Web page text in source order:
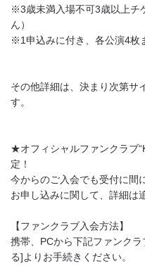
※3歳未満入場不可3歳以上チ
ん）
※1申込みに付き、各公
その他詳細は、決まり次第サ
す。
★オフィシャルファンクラブ
定！
今からのご入会でも受付に間
お申し込みに関して、詳細は
【ファンクラブ入会方法】
携帯、PCから下記ファンク
る]よりお手続きください。